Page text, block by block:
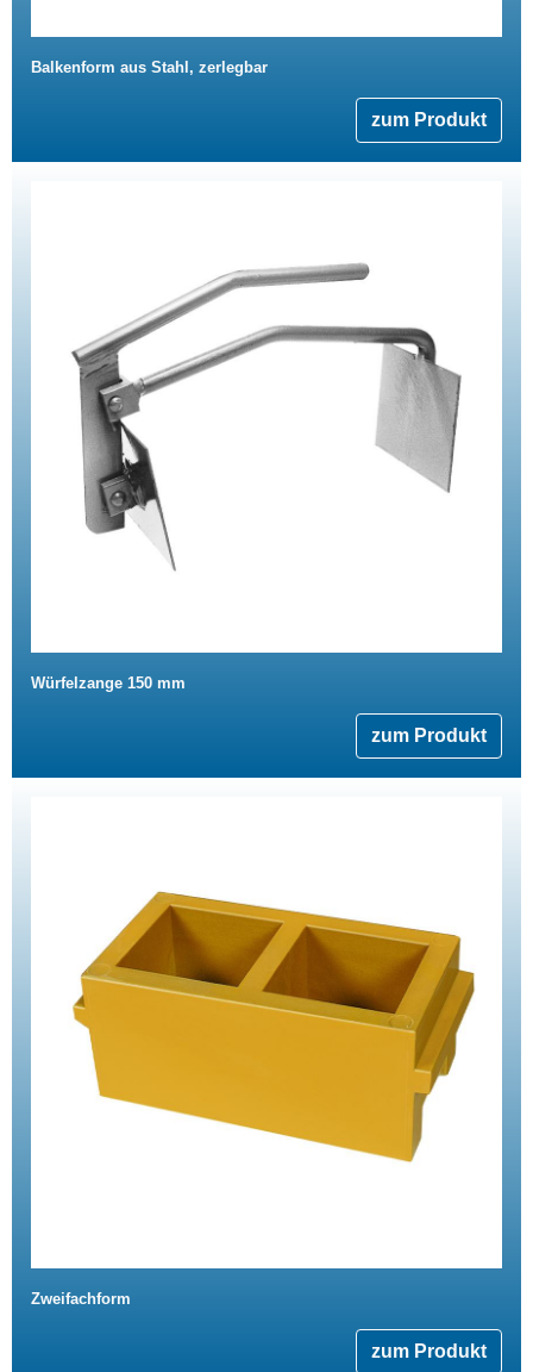
Balkenform aus Stahl, zerlegbar
zum Produkt
Würfelzange 150 mm
zum Produkt
Zweifachform
zum Produkt